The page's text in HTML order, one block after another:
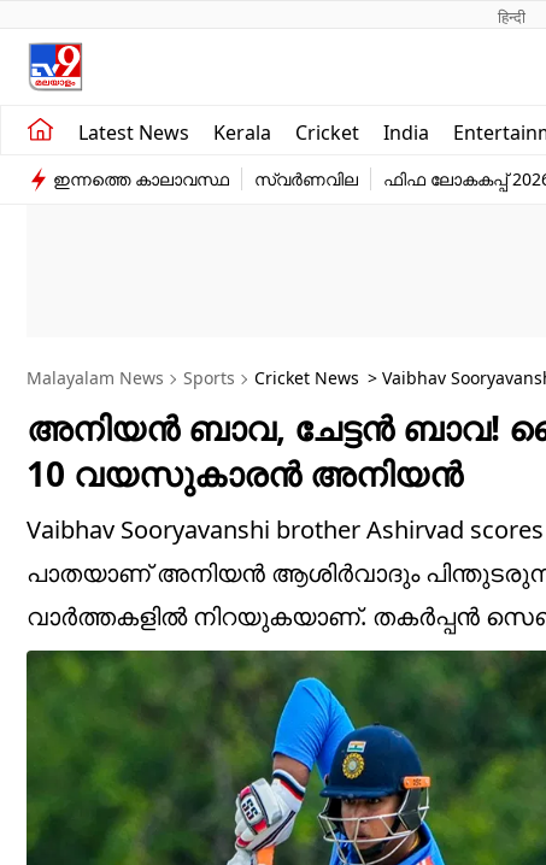
हिन्दी
Latest News Kerala Cricket India
Kerala
India
Education
ഇന്നത്തെ കാലാവസ്ഥ സ്വർണവില ഫിഫ ലോകകപ്പ്
Malayalam News Sports Cricket News > Vaibhav
അനിയന്‍ ബാവ, ചേട്ടന്‍ ബാവ!
10 വയസുകാരന്‍ അനിയന്‍
Vaibhav Sooryavanshi brother Ashirvad
പാതയാണ് അനിയന്‍ ആശിര്‍വാദും
വാര്‍ത്തകളില്‍ നിറയുകയാണ്. തകര്‍പ്പന്‍